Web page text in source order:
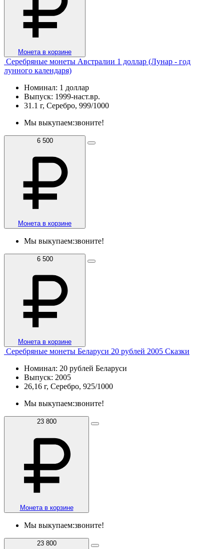
Монета в корзине
Серебряные монеты Австралии 1 доллар (Лунар - год
лунного календаря)
Номинал: 1 доллар
Выпуск: 1999-наст.вр.
31.1 г, Серебро, 999/1000
Мы выкупаем:звоните!
6 500
Монета в корзине
Мы выкупаем:звоните!
6 500
Монета в корзине
Серебряные монеты Беларуси 20 рублей 2005 Сказки
Номинал: 20 рублей Беларуси
Выпуск: 2005
26,16 г, Серебро, 925/1000
Мы выкупаем:звоните!
23 800
Монета в корзине
Мы выкупаем:звоните!
23 800